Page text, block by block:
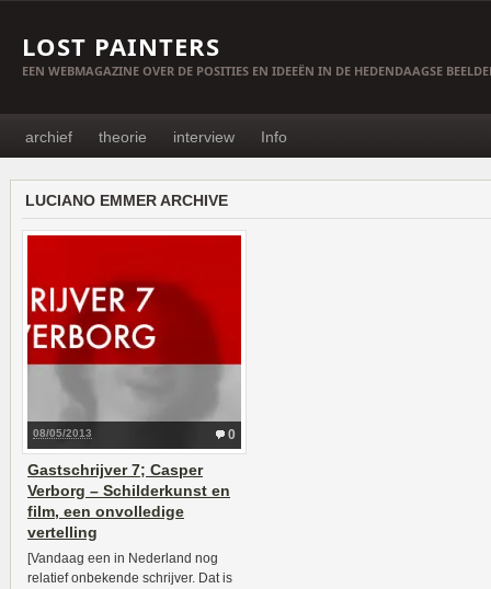
LOST PAINTERS
EEN WEBMAGAZINE OVER DE POSITIES EN IDEEËN IN DE HEDENDAAGSE
archief theorie interview Info
LUCIANO EMMER ARCHIVE
0
08/05/2013
Gastschrijver 7; Casper
Verborg – Schilderkunst en
film, een onvolledige
vertelling
[Vandaag een in Nederland nog
relatief onbekende schrijver. Dat is